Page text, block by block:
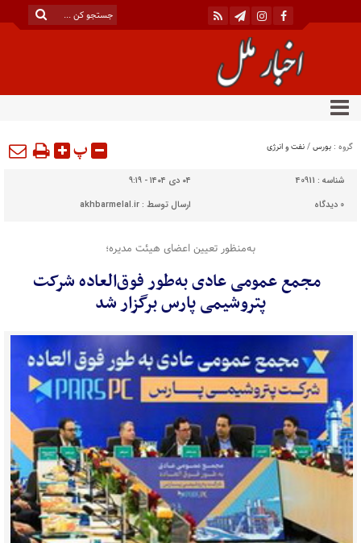
گروه : بورس/نفت و انرژی پ
شناسه : 40911
۰۴ دی ۱۴۰۴ - ۹:۱۹
0 دیدگاه ارسال توسط :akhbarmelal.ir
به‌منظور تعیین اعضای هیئت مدیره؛
مجمع عمومی عادی به‌طور فوق‌العاده شرکت
پتروشیمی پارس برگزار شد